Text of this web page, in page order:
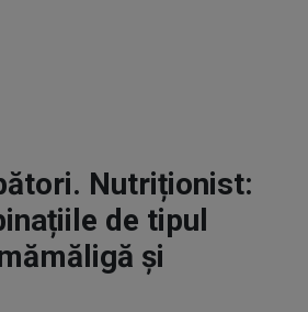
Nutriționist:
de tipul
și